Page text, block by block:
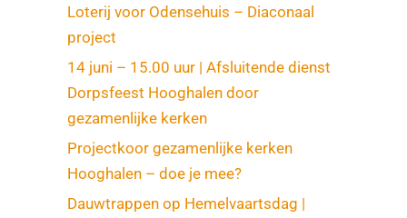
Loterij voor Odensehuis – Diaconaal
project
14 juni – 15.00 uur | Afsluitende dienst
Dorpsfeest Hooghalen door
gezamenlijke kerken
Projectkoor gezamenlijke kerken
Hooghalen – doe je mee?
Dauwtrappen op Hemelvaartsdag |